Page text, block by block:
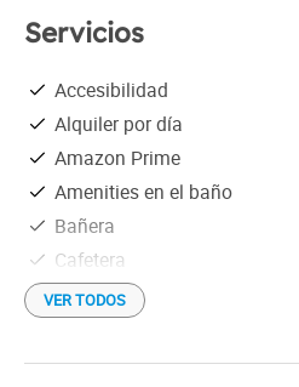
Servicios
Accesibilidad
Alquiler por día
Amazon Prime
Amenities en el baño
Bañera
Cafetera
Disney Plus
Equipo de audio
Estacionamiento gratis
VER TODOS